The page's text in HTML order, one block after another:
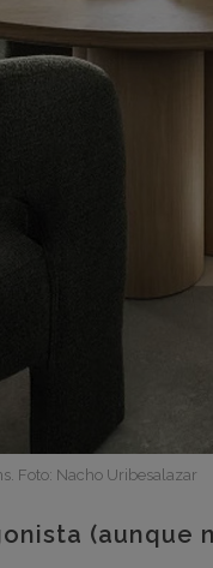
Foto: Nacho Uribesalazar
(aunque